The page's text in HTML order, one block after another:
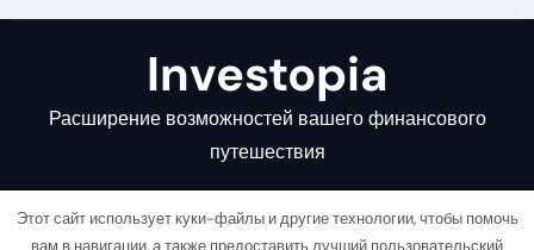
Investopia
Расширение возможностей вашего финансового
путешествия
Этот сайт использует куки-файлы и другие технологии, чтобы помочь
вам в навигации, а также предоставить лучший пользовательский